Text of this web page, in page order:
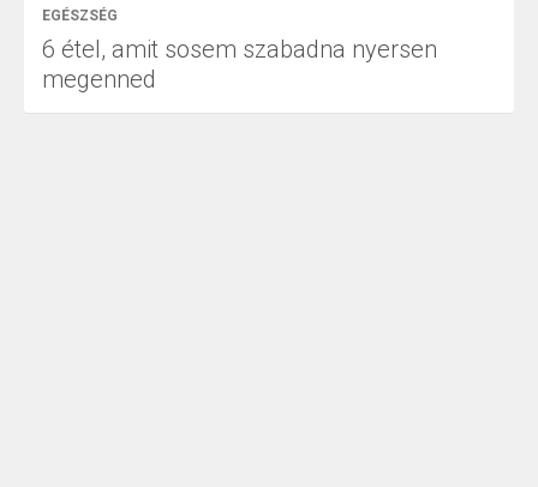
EGÉSZSÉG
6 étel, amit sosem szabadna nyersen
megenned